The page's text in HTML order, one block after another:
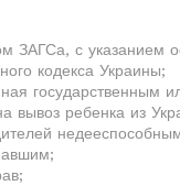
ЗАГСа, с указанием
кодекса Украины;
государственным
вывоз ребенка из